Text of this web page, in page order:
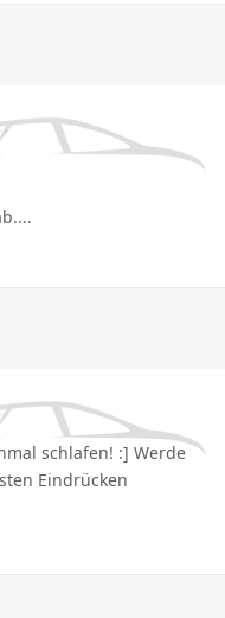
schlafen! :] Werde
Eindrücken